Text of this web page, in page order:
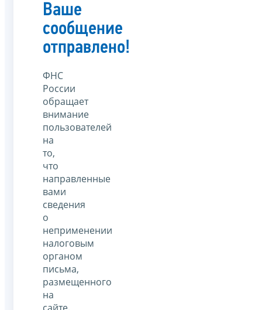
Ваше
сообщение
отправлено!
ФНС
России
обращает
внимание
пользователей
на
то,
что
направленные
вами
сведения
о
неприменении
налоговым
органом
письма,
размещенного
на
сайте,